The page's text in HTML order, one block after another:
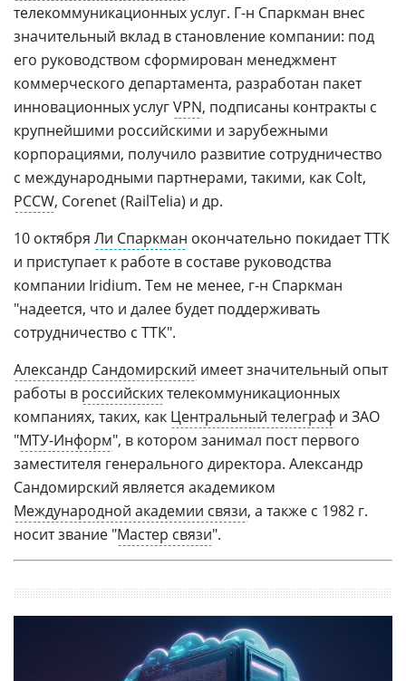
телекоммуникационных услуг. Г-н Спаркман внес
значительный вклад в становление компании: под
его руководством сформирован менеджмент
коммерческого департамента, разработан пакет
инновационных услугVPN, подписаны контракты с
крупнейшими российскими и зарубежными
корпорациями, получило развитие сотрудничество
с международными партнерами, такими, как Colt,
PCCW, Corenet (RailTelia) и др.
10 октября Ли Спаркман окончательно покидает ТТК
и приступает к работе в составе руководства
компании Iridium. Тем не менее, г-н Спаркман
"надеется, что и далее будет поддерживать
сотрудничество с ТТК".
Александр Сандомирский имеет значительный опыт
работы в российскихтелекоммуникационных
компаниях, таких, как Центральный телеграф и ЗАО
"МТУ-Информ", в котором занимал пост первого
заместителя генерального директора. Александр
Сандомирский является академиком
Международной академии связи, а также с 1982 г.
носит звание "Мастер связи".